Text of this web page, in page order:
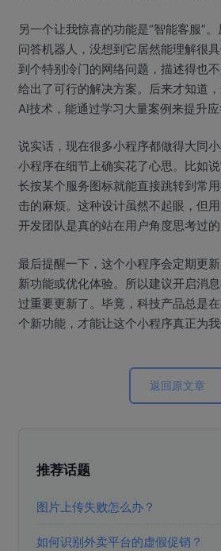
另一个让我惊喜的功能是“智能客服”
问答机器人，没想到它居然能理解很
到个特别冷门的网络问题，描述得也
给出了可行的解决方案。后来才知道
AI技术，能通过学习大量案例来提升应
说实话，现在很多小程序都做得大同
小程序在细节上确实花了心思。比如说
长按某个服务图标就能直接跳转到常
击的麻烦。这种设计虽然不起眼，但
开发团队是真的站在用户角度思考过的
最后提醒一下，这个小程序会定期更
新功能或优化体验。所以建议开启消
过重要更新了。毕竟，科技产品总是
个新功能，才能让这个小程序真正为我
返回原文章
推荐话题
图片上传失败怎么办？
如何识别外卖平台的虚假促销？